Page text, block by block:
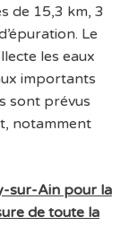
de 15,3 km, 3
Le
les eaux
importants
sont prévus
notamment
sur-Ain pour la
de toute la